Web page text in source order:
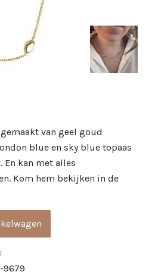
van geel goud
blue en sky blue topaas
kan met alles
Kom hem bekijken in de
9679